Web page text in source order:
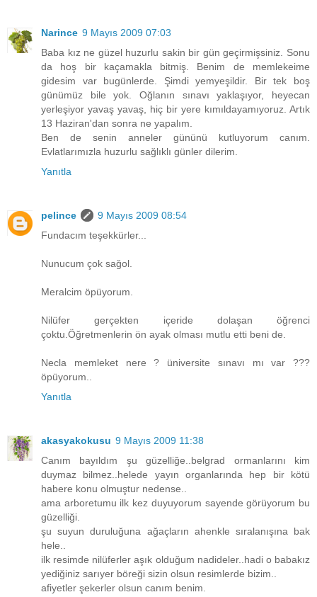
Narince 9 Mayıs 2009 07:03
Baba kız ne güzel huzurlu sakin bir gün geçirmişsiniz. Sonu
da hoş bir kaçamakla bitmiş. Benim de memlekeime
gidesim var bugünlerde. Şimdi yemyeşildir. Bir tek boş
günümüz bile yok. Oğlanın sınavı yaklaşıyor, heyecan
yerleşiyor yavaş yavaş, hiç bir yere kımıldayamıyoruz. Artık
13 Haziran'dan sonra ne yapalım.
Ben de senin anneler gününü kutluyorum canım.
Evlatlarımızla huzurlu sağlıklı günler dilerim.
Yanıtla
pelince
9 Mayıs 2009 08:54
Fundacım teşekkürler...
Nunucum çok sağol.
Meralcim öpüyorum.
Nilüfer gerçekten içeride dolaşan öğrenci
çoktu.Öğretmenlerin ön ayak olması mutlu etti beni de.
Necla memleket nere ? üniversite sınavı mı var ???
öpüyorum..
Yanıtla
akasyakokusu 9 Mayıs 2009 11:38
Canım bayıldım şu güzelliğe..belgrad ormanlarını kim
duymaz bilmez..helede yayın organlarında hep bir kötü
habere konu olmuştur nedense..
ama arboretumu ilk kez duyuyorum sayende görüyorum bu
güzelliği.
şu suyun duruluğuna ağaçların ahenkle sıralanışına bak
hele..
ilk resimde nilüferler aşık olduğum nadideler..hadi o babakız
yediğiniz sarıyer böreği sizin olsun resimlerde bizim..
afiyetler şekerler olsun canım benim.